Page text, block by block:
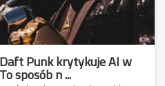
Punk krytykuje AI w
sposób n ...